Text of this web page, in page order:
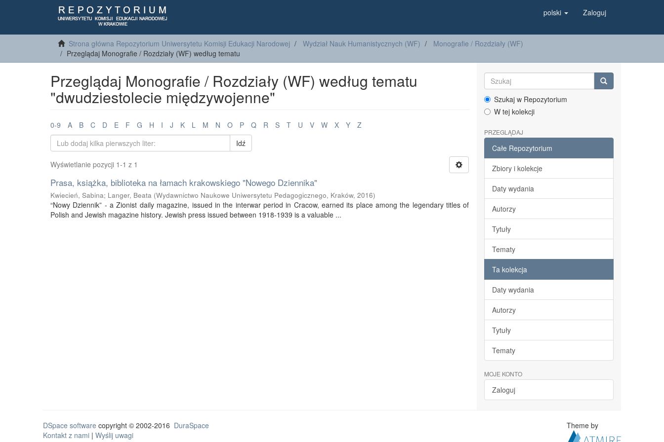
polski Zaloguj
Strona główna Repozytorium Uniwersytetu Komisji Edukacji Narodowej Wydział Nauk Humanistycznych (WF)
Monografie / Rozdziały (WF)
Przeglądaj Monografie / Rozdziały (WF) według tematu
Przeglądaj Monografie / Rozdziały (WF) według tematu
"dwudziestolecie międzywojenne"
0-9 A B C D E F G H I J K L M N O P Q R S T U V W X Y
Z
Idź
Wyświetlanie pozycji 1-1 z 1
Prasa, książka, biblioteka na łamach krakowskiego "Nowego Dziennika"
Kwiecień, Sabina; Langer, Beata (Wydawnictwo Naukowe Uniwersytetu Pedagogicznego, Kraków, 2016)
“Nowy Dziennik” - a Zionist daily magazine, issued in the interwar period in Cracow, earned its place among the legendary titles of
Polish and Jewish magazine history. Jewish press issued between 1918-1939 is a valuable ...
Szukaj w Repozytorium
W tej kolekcji
PRZEGLĄDAJ
Całe Repozytorium
Zbiory i kolekcje
Daty wydania
Autorzy
Tytuły
Tematy
Ta kolekcja
Daty wydania
Autorzy
Tytuły
Tematy
MOJE KONTO
Zaloguj
DSpace software copyright © 2002-2016 DuraSpace
Kontakt z nami | Wyślij uwagi
Theme by